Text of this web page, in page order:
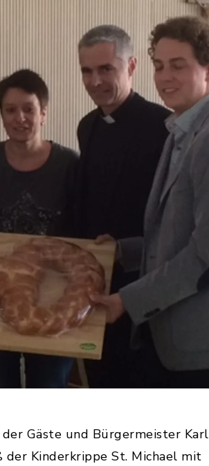
Gäste und Bürgermeister Karl
der Kinderkrippe St. Michael mit